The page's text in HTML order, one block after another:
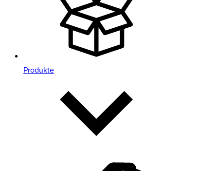
Produkte